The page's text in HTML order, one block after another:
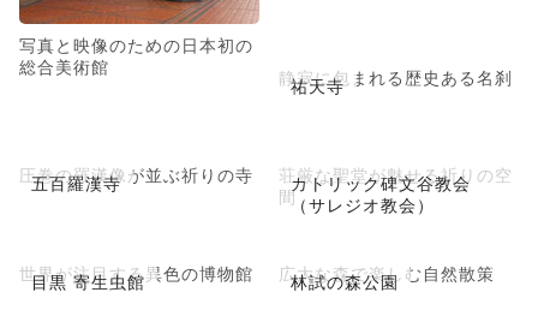
写真と映像のための日本初の
総合美術館
祐天寺
静寂に包まれる歴史ある名刹
五百羅漢寺
圧巻の羅漢像が並ぶ祈りの寺
カトリック碑文谷教会
（サレジオ教会）
荘厳な聖堂が魅せる祈りの空
間
目黒 寄生虫館
世界が注目する異色の博物館 林試の森公園
広大な森で楽しむ自然散策